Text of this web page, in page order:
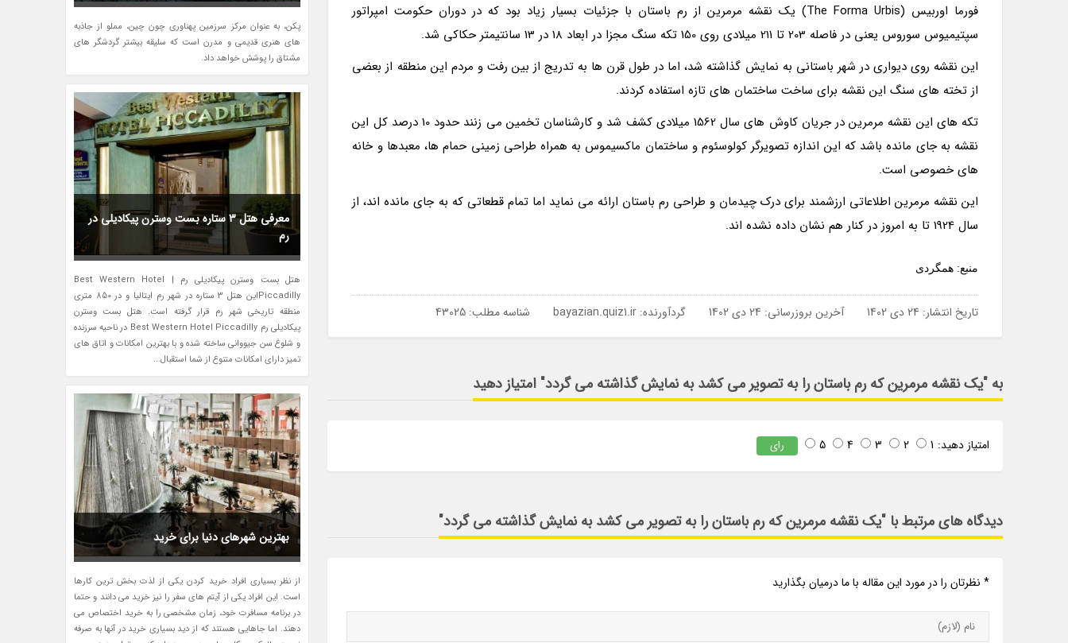
فورما اوربیس (The Forma Urbis) یک نقشه مرمرین از رم باستان با جزئیات بسیار زیاد بود که در دوران حکومت امپراتور
سپتیمیوس سوروس یعنی در فاصله 203 تا 211 میلادی روی 150 تکه سنگ مجزا در ابعاد 18 در 13 سانتیمتر حکاکی شد.
این نقشه روی دیواری در شهر باستانی به نمایش گذاشته شد، اما در طول قرن ها به تدریج از بین رفت و مردم این منطقه از بعضی
از تخته های سنگ این نقشه برای ساخت ساختمان های تازه استفاده کردند.
تکه های این نقشه مرمرین در جریان کاوش های سال 1562 میلادی کشف شد و کارشناسان تخمین می زنند حدود 10 درصد کل این
نقشه به جای مانده باشد که این اندازه تصویرگر کولوسئوم و ساختمان ماکسیموس به همراه طراحی زمینی حمام ها، معبدها و خانه
های خصوصی است.
این نقشه مرمرین اطلاعاتی ارزشمند برای درک چیدمان و طراحی رم باستان ارائه می نماید اما تمام قطعاتی که به جای مانده اند، از
سال 1924 تا به امروز در کنار هم نشان داده نشده اند.
منبع: همگردی
تاریخ انتشار: 24 دی 1402 آخرین بروزرسانی: 24 دی 1402 گردآورنده: bayazian.quiz1.ir شناسه مطلب: 43025
به "یک نقشه مرمرین که رم باستان را به تصویر می کشد به نمایش گذاشته می گردد" امتیاز دهید
امتیاز دهید: 1
2
3
4
5 رای
دیدگاه های مرتبط با "یک نقشه مرمرین که رم باستان را به تصویر می کشد به نمایش گذاشته می گردد"
* نظرتان را در مورد این مقاله با ما درمیان بگذارید
پکن، به عنوان مرکز سرزمین پهناوری چون چین، مملو از جاذبه
های هنری قدیمی و مدرن است که سلیقه بیشتر گردشگر های
مشتاق را پوشش خواهد داد.
معرفی هتل 3 ستاره بست وسترن پیکادیلی در
رم
هتل بست وسترن پیکادیلی رم | Best Western Hotel
Piccadillyاین هتل 3 ستاره در شهر رم ایتالیا و در 850 متری
منطقه تاریخی شهر رم قرار گرفته است. هتل بست وسترن
پیکادیلی رم Best Western Hotel Piccadilly در ناحیه سرزنده
و شلوغ سن جیووانی ساخته شده و با بهترین امکانات و اتاق های
تمیز دارای امکانات متنوع از شما استقبال...
بهترین شهرهای دنیا برای خرید
از نظر بسیاری افراد خرید کردن یکی از لذت بخش ترین کارها
است. این افراد یکی از آیتم های سفر را نیز خرید می دانند و حتما
در برنامه مسافرت خود، زمان مشخصی را به خرید اختصاص می
دهند. اما جاهایی هستند که از دید بسیاری خرید در آنها به صرفه